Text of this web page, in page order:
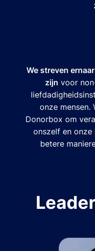
We streven
zijn voor
onze mensen.
Donorbox om
onszelf en onze
betere